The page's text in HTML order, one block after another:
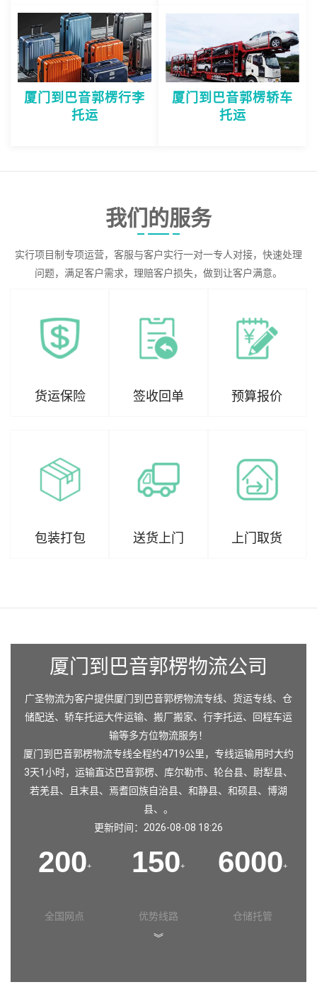
厦门到巴音郭楞行李
托运
厦门到巴音郭楞轿车
托运
我们的服务
实行项目制专项运营，客服与客户实行一对一专人对接，快速处理
问题，满足客户需求，理赔客户损失，做到让客户满意。
货运保险 签收回单 预算报价
包装打包 送货上门 上门取货
厦门到巴音郭楞物流公司
广圣物流为客户提供厦门到巴音郭楞物流专线、货运专线、仓
储配送、轿车托运大件运输、搬厂搬家、行李托运、回程车运
输等多方位物流服务！
厦门到巴音郭楞物流专线全程约4719公里，专线运输用时大约
3天1小时，运输直达巴音郭楞、 库尔勒市、 轮台县、 尉犁县、
若羌县、 且末县、 焉耆回族自治县、 和静县、 和硕县、 博湖
县、。
更新时间：2026-08-08 18:26
200+
全国网点
150+
优势线路
6000+
仓储托管
︾